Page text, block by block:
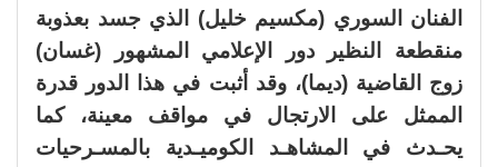
الفنان السوري (مكسيم خليل) الذي جسد بعذوبة
منقطعة النظير دور الإعلامي المشهور (غسان)
زوج القاضية (ديما)، وقد أثبت في هذا الدور قدرة
الممثل على الارتجال في مواقف معينة، كما
يحـدث في المشاهـد الكوميـدية بالمسـرحيات